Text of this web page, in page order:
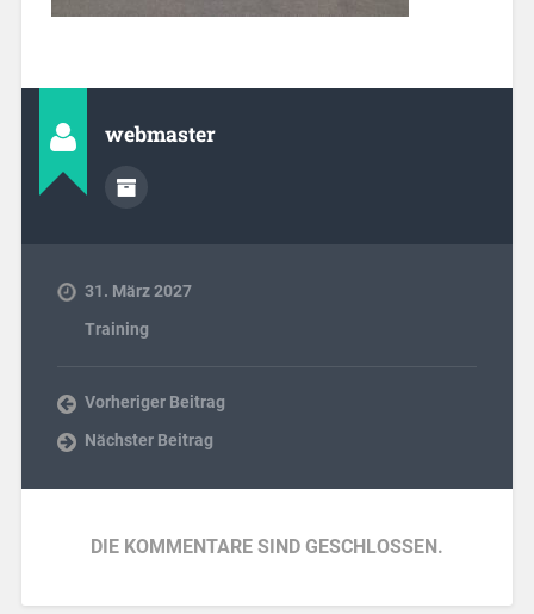
webmaster
31. März 2027
Training
Vorheriger Beitrag
Nächster Beitrag
DIE KOMMENTARE SIND GESCHLOSSEN.